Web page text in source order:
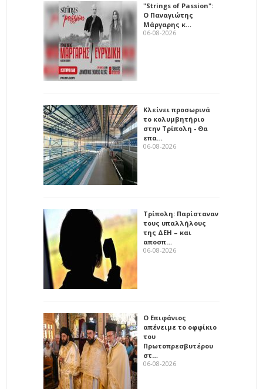
"Strings of Passion":
Ο Παναγιώτης
Μάργαρης κ…
06-08-2026
Κλείνει προσωρινά
το κολυμβητήριο
στην Τρίπολη - Θα
επα…
06-08-2026
Τρίπολη: Παρίσταναν
τους υπαλλήλους
της ΔΕΗ – και
αποσπ…
06-08-2026
Ο Επιφάνιος
απένειμε το οφφίκιο
του
Πρωτοπρεσβυτέρου
στ…
06-08-2026